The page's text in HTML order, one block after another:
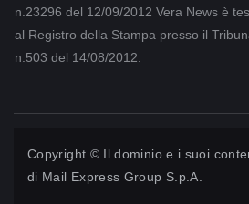
n.23296 del 12/09/2012 Vera News è
al Registro della Stampa presso il
n.503 del 14/08/2012.
Copyright © Il dominio e i suoi
di Mail Express Group S.p.A.